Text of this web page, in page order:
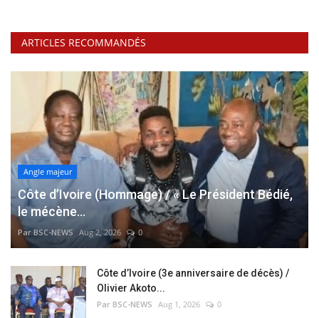
ARTICLES RECOMMANDÉS
Angle majeur
Côte d’Ivoire (Hommage) / « Le Président Bédié,
le mécène...
Par BSC-NEWS Aug 2, 2026 0
Côte d’Ivoire (3e anniversaire de décès) /
Olivier Akoto...
Par BSC-NEWS Aug 1, 2026 0